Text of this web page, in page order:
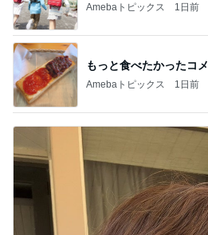
Amebaトピックス 1日前
もっと食べたかったコ
Amebaトピックス 1日前